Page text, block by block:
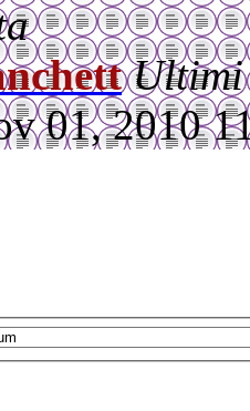
Ultimi
01, 2010